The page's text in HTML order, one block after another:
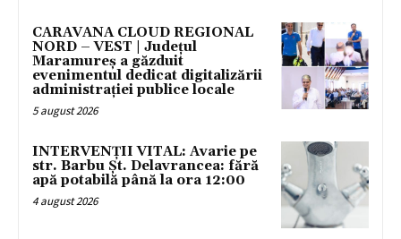
CARAVANA CLOUD REGIONAL
NORD – VEST | Județul
Maramureș a găzduit
evenimentul dedicat digitalizării
administrației publice locale
5 august 2026
INTERVENȚII VITAL: Avarie pe
str. Barbu Șt. Delavrancea: fără
apă potabilă până la ora 12:00
4 august 2026